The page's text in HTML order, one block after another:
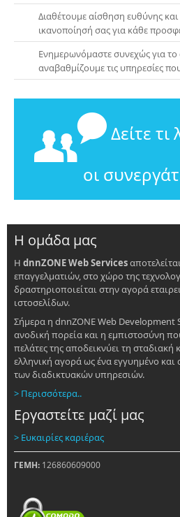
Διαθέτουμε αίσθηση ευθύνης
ικανοποίησή σας για κάθε
Ενημερωνόμαστε συνεχώς για το
αναβαθμίζουμε τις υπηρεσίες
Δείτε τι
οι
Η ομάδα μας
Η dnnZONE Web Services
επαγγελματιών, στο χώρο της
δραστηριοποιείται στην αγορά
ιστοσελίδων.
Σήμερα η dnnZONE Web Development
ανοδική πορεία και η εμπιστοσύνη
πελάτες της αποδεικνύει τη σταδιακή
ελληνική αγορά ως ένα εγγυημένο
των διαδικτυακών υπηρεσιών.
> Περισσότερα..
Εργαστείτε μαζί μας
> Ευκαιρίες καριέρας
ΓΕΜΗ: 126860609000